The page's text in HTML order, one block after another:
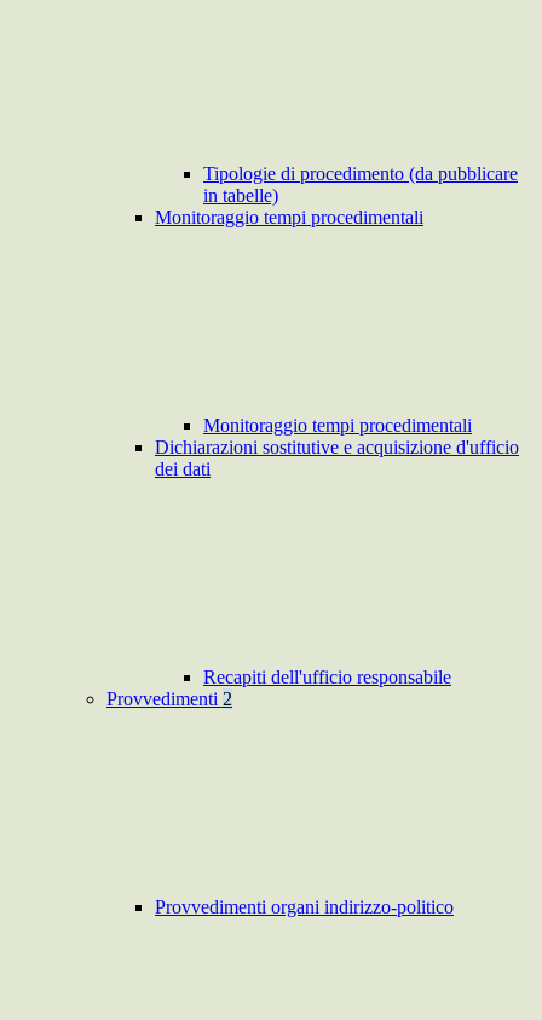
Tipologie di procedimento (da pubblicare
in tabelle)
Monitoraggio tempi procedimentali
Monitoraggio tempi procedimentali
Dichiarazioni sostitutive e acquisizione d'ufficio
dei dati
Recapiti dell'ufficio responsabile
Provvedimenti 2
Provvedimenti organi indirizzo-politico